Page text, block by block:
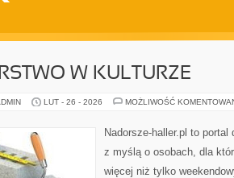
W KULTURZE
LUT - 26 - 2026 MOŻLIWOŚĆ
Nadorsze-haller.pl to portal
z myślą o osobach, dla
więcej niż tylko